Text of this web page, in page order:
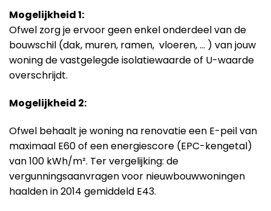
Mogelijkheid 1:
Ofwel zorg je ervoor geen enkel onderdeel van de
bouwschil (dak, muren, ramen, vloeren, … ) van jouw
woning de vastgelegde isolatiewaarde of U-waarde
overschrijdt.
Mogelijkheid 2:
Ofwel behaalt je woning na renovatie een E-peil van
maximaal E60 of een energiescore (EPC-kengetal)
van 100 kWh/m². Ter vergelijking: de
vergunningsaanvragen voor nieuwbouwwoningen
haalden in 2014 gemiddeld E43.